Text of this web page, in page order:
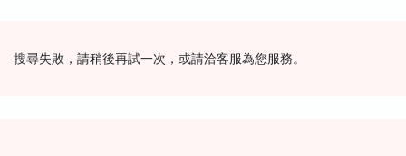
搜尋失敗，請稍後再試一次，或請洽客服為您服務。